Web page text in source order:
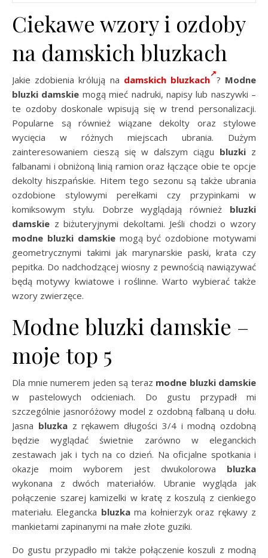
Ciekawe wzory i ozdoby
na damskich bluzkach
Jakie zdobienia królują na damskich bluzkach ? Modne
bluzki damskie mogą mieć nadruki, napisy lub naszywki –
te ozdoby doskonale wpisują się w trend personalizacji.
Popularne są również wiązane dekolty oraz stylowe
wycięcia w różnych miejscach ubrania. Dużym
zainteresowaniem cieszą się w dalszym ciągu bluzki z
falbanami i obniżoną linią ramion oraz łączące obie te opcje
dekolty hiszpańskie. Hitem tego sezonu są także ubrania
ozdobione stylowymi perełkami czy przypinkami w
komiksowym stylu. Dobrze wyglądają również bluzki
damskie z biżuteryjnymi dekoltami. Jeśli chodzi o wzory
modne bluzki damskiemogą być ozdobione motywami
geometrycznymi takimi jak marynarskie paski, krata czy
pepitka. Do nadchodzącej wiosny z pewnością nawiązywać
będą motywy kwiatowe i roślinne. Warto wybierać także
wzory zwierzęce.
Modne bluzki damskie –
moje top 5
Dla mnie numerem jeden są teraz modne bluzki damskie
w pastelowych odcieniach. Do gustu przypadł mi
szczególnie jasnoróżowy model z ozdobną falbaną u dołu.
Jasna bluzkaz rękawem długości 3/4 i modną ozdobną
będzie wyglądać świetnie zarówno w eleganckich
zestawach jak i tych na co dzień. Na oficjalne spotkania i
okazje moim wyborem jest dwukolorowa bluzka
wykonana z dwóch materiałów. Ubranie wygląda jak
połączenie szarej kamizelki w kratę z koszulą z cienkiego
materiału. Elegancka bluzkama kołnierzyk oraz rękawy z
mankietami zapinanymi na małe złote guziki.
Do gustu przypadło mi także połączenie koszuli z modną